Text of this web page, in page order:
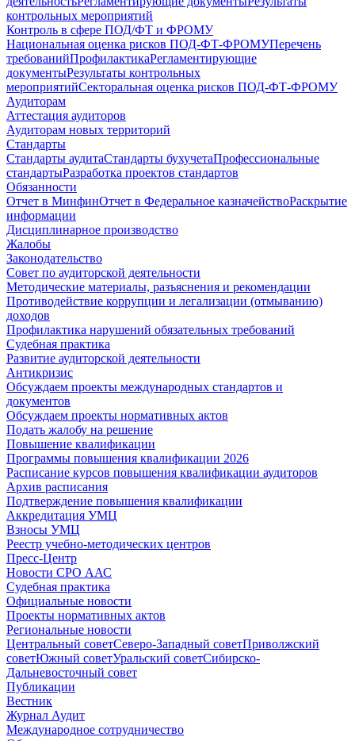
контрольных мероприятий
Контроль в сфере ПОД/ФТ и ФРОМУ
Национальная оценка рисков ПОД-ФТ-ФРОМУПеречень
требованийПрофилактикаРегламентирующие
документыРезультаты контрольных
мероприятийСекторальная оценка рисков ПОД-ФТ-ФРОМУ
Аудиторам
Аттестация аудиторов
Аудиторам новых территорий
Стандарты
Стандарты аудитаСтандарты бухучетаПрофессиональные
стандартыРазработка проектов стандартов
Обязанности
Отчет в МинфинОтчет в Федеральное казначействоРаскрытие
информации
Дисциплинарное производство
Жалобы
Законодательство
Совет по аудиторской деятельности
Методические материалы, разъяснения и рекомендации
Противодействие коррупции и легализации (отмыванию)
доходов
Профилактика нарушений обязательных требований
Судебная практика
Развитие аудиторской деятельности
Антикризис
Обсуждаем проекты международных стандартов и
документов
Обсуждаем проекты нормативных актов
Подать жалобу на решение
Повышение квалификации
Программы повышения квалификации 2026
Расписание курсов повышения квалификации аудиторов
Архив расписания
Подтверждение повышения квалификации
Аккредитация УМЦ
Взносы УМЦ
Реестр учебно-методических центров
Пресс-Центр
Новости СРО ААС
Судебная практика
Официальные новости
Проекты нормативных актов
Региональные новости
Центральный советСеверо-Западный советПриволжский
советЮжный советУральский советСибирско-
Дальневосточный совет
Публикации
Вестник
Журнал Аудит
Международное сотрудничество